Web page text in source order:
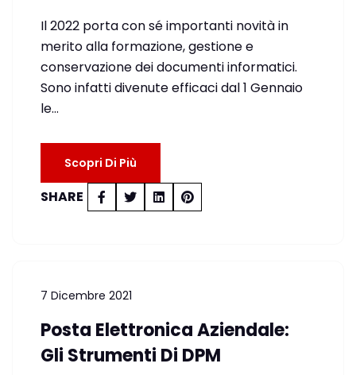
Il 2022 porta con sé importanti novità in
merito alla formazione, gestione e
conservazione dei documenti informatici.
Sono infatti divenute efficaci dal 1 Gennaio
le…
Scopri Di Più
SHARE
7 Dicembre 2021
Posta Elettronica Aziendale:
Gli Strumenti Di DPM